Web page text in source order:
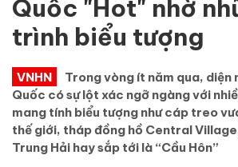
Quốc "Hot" nhờ
trình biểu tượng
VNHN
Trong vòng ít năm qua, diện
Quốc có sự lột xác ngỡ ngàng với
mang tính biểu tượng như cáp treo
thế giới, tháp đồng hồ Central
Trung Hải hay sắp tới là “Cầu Hôn”